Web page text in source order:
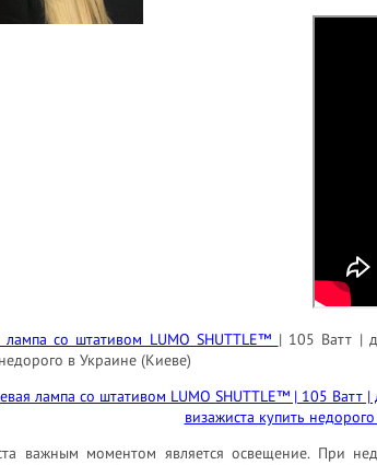
лампа со штативом LUMO SHUTTLE™ | 105 Ватт |
в Украине (Киеве)
важным моментом является освещение. При